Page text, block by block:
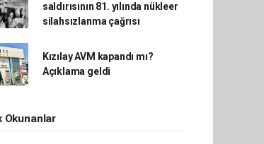
saldırısının 81. yılında nükleer
silahsızlanma çağrısı
Kızılay AVM kapandı mı?
Açıklama geldi
Okunanlar